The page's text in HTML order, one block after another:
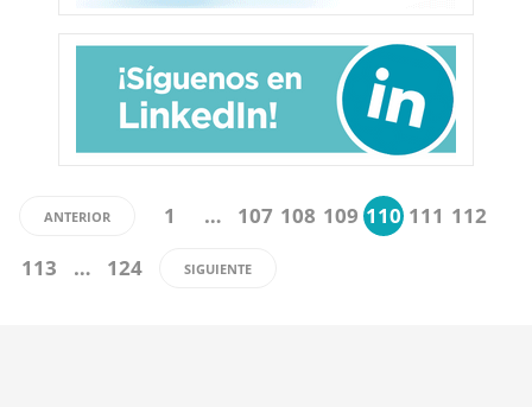
ANTERIOR 1 … 107 108 109 110 111 112
113
… 124 SIGUIENTE